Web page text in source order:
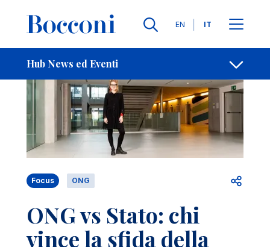
Lingue
EN IT
Hub News ed Eventi
Briciole di pane
Focus ONG Apri
ONG vs Stato: chi
vince la sfida della